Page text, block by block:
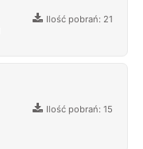
Ilość pobrań: 21
Ilość pobrań: 15